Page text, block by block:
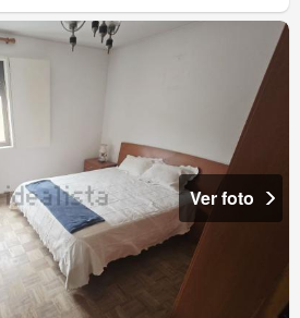
Ver foto